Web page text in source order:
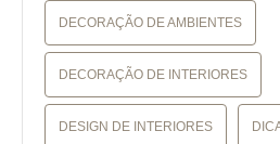
DECORAÇÃO DE AMBIENTES
DECORAÇÃO DE INTERIORES
DESIGN DE INTERIORES